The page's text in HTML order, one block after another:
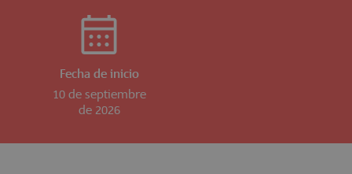
Fecha de inicio
10 de septiembre
de 2026